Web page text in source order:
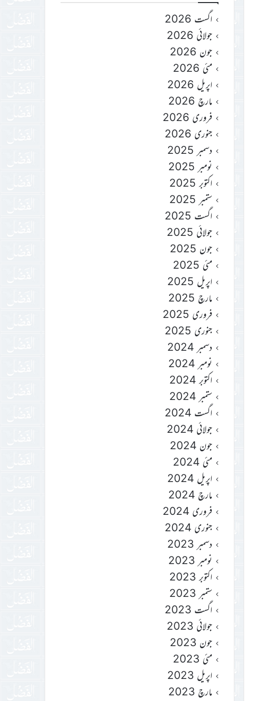
اگست 2026
جولائی 2026
جون 2026
مئی 2026
اپریل 2026
مارچ 2026
فروری 2026
جنوری 2026
دسمبر 2025
نومبر 2025
اکتوبر 2025
ستمبر 2025
اگست 2025
جولائی 2025
جون 2025
مئی 2025
اپریل 2025
مارچ 2025
فروری 2025
جنوری 2025
دسمبر 2024
نومبر 2024
اکتوبر 2024
ستمبر 2024
اگست 2024
جولائی 2024
جون 2024
مئی 2024
اپریل 2024
مارچ 2024
فروری 2024
جنوری 2024
دسمبر 2023
نومبر 2023
اکتوبر 2023
ستمبر 2023
اگست 2023
جولائی 2023
جون 2023
مئی 2023
اپریل 2023
مارچ 2023